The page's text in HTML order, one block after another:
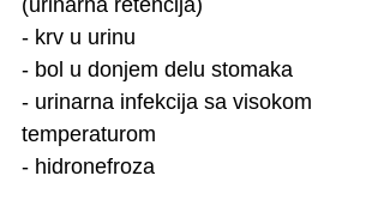
(urinarna retencija)
- krv u urinu
- bol u donjem delu stomaka
- urinarna infekcija sa visokom
temperaturom
- hidronefroza